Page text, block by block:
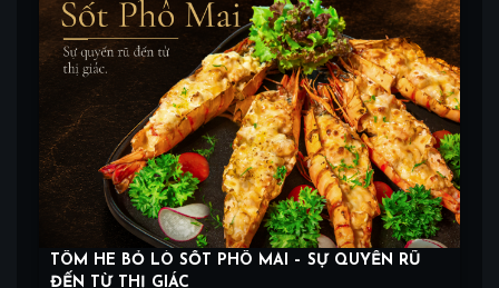
TÔM HE BỎ LÒ SỐT PHÔ MAI – SỰ QUYẾN RŨ
ĐẾN TỪ THỊ GIÁC